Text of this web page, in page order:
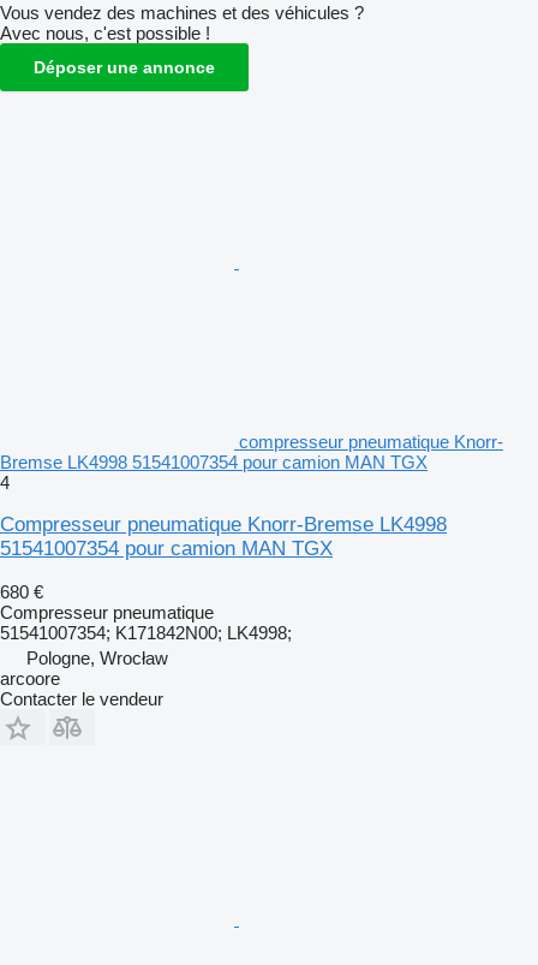
Vous vendez des machines et des véhicules ?
Avec nous, c'est possible !
Déposer une annonce
compresseur pneumatique Knorr-
Bremse LK4998 51541007354 pour camion MAN TGX
4
Compresseur pneumatique Knorr-Bremse LK4998
51541007354 pour camion MAN TGX
680 €
Compresseur pneumatique
51541007354; K171842N00; LK4998;
Pologne, Wrocław
arcoore
Contacter le vendeur